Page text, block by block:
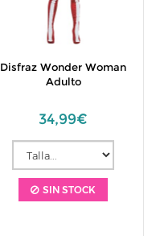
Disfraz Wonder Woman
Adulto
34,99€
SIN STOCK